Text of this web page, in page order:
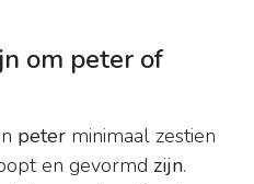
om peter of
peter minimaal zestien
en gevormd zijn.